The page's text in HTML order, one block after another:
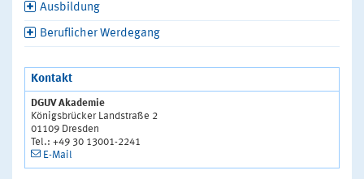
Ausbildung
Beruflicher Werdegang
Kontakt
DGUV Akademie
Königsbrücker Landstraße 2
01109 Dresden
Tel.: +49 30 13001-2241
E-Mail